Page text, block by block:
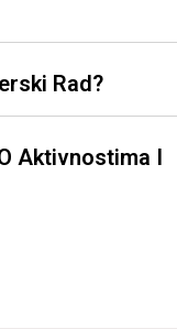
Rad?
Aktivnostima I